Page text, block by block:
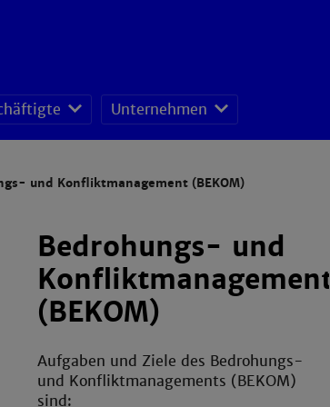
Unternehmen
und Konfliktmanagement (BEKOM)
Bedrohungs- und
Konfliktmanagement
(BEKOM)
Aufgaben und Ziele des Bedrohungs-
und Konfliktmanagements (BEKOM)
sind: